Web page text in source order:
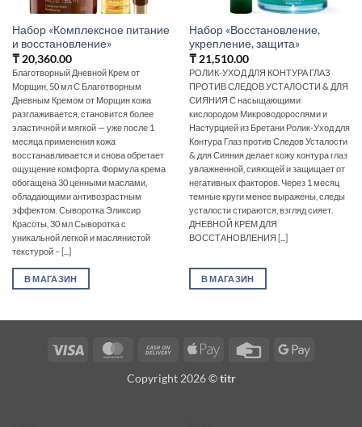
Набор «Комплексное питание
и восстановление»
₸20,360.00
Благотворный Дневной Крем от
Морщин, 50 мл С Благотворным
Дневным Кремом от Морщин кожа
разглаживается, становится более
эластичной и мягкой — уже после 1
месяца применения кожа
восстанавливается и снова обретает
ощущение комфорта. Формула крема
обогащена 30 ценными маслами,
обладающими антивозрастным
эффектом. Сыворотка Эликсир
Красоты, 30 мл Сыворотка с
уникальной легкой и маслянистой
текстурой – [...]
В МАГАЗИН
Набор «Восстановление,
укрепление, защита»
₸21,510.00
РОЛИК-УХОД ДЛЯ КОНТУРА ГЛАЗ
ПРОТИВ СЛЕДОВ УСТАЛОСТИ & ДЛЯ
СИЯНИЯ С насыщающими
кислородом Микроводорослями и
Настурцией из Бретани Ролик-Уход для
Контура Глаз против Следов Усталости
& для Сияния делает кожу контура глаз
увлажненной, сияющей и защищает от
негативных факторов. Через 1 месяц
темные круги менее выражены, следы
усталости стираются, взгляд сияет.
ДНЕВНОЙ КРЕМ ДЛЯ
ВОССТАНОВЛЕНИЯ [...]
В МАГАЗИН
Visa MasterCardCash
Delivery
Apple
Credit
Google
Copyright 2026 ©titr